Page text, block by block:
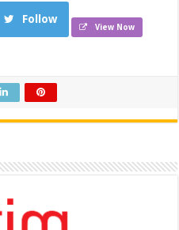
Follow
View Now